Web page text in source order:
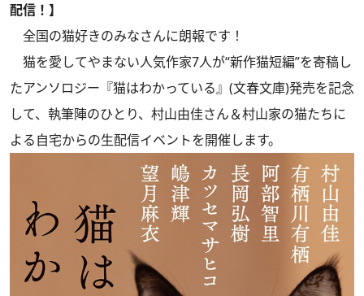
配信！】
全国の猫好きのみなさんに朗報です！
猫を愛してやまない人気作家7人が“新作猫短編”を寄稿し
たアンソロジー 『猫はわかっている』 (文春文庫)発売を記念
して、執筆陣のひとり、村山由佳さん＆村山家の猫たちに
よる自宅からの生配信イベントを開催します。